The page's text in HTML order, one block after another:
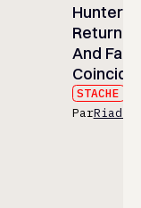
Hunter
And
STACHE
ParRiad